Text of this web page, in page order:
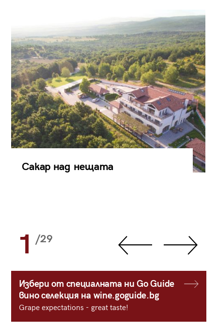
Сакар над нещата
1 /29
Избери от специалната ни Go Guide
вино селекция на wine.goguide.bg
Grape expectations - great taste!